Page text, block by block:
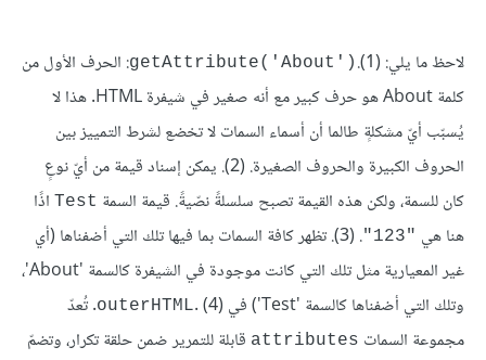
لاحظ ما يلي: (1). ('getAttribute('About
: الحرف الأول من
كلمة About هو حرف كبير مع أنه صغير في شيفرة HTML. هذا لا
يُسبّب أيّ مشكلةٍ طالما أن أسماء السمات لا تخضع لشرط التمييز بين
الحروف الكبيرة والحروف الصغيرة. (2). يمكن إسناد قيمة من أيّ نوعٍ
كان للسمة، ولكن هذه القيمة تصبح سلسلةً نصّيةً. قيمة السمة Test اذًا
هنا هي "123"
. (3). تظهر كافة السمات بما فيها تلك التي أضفناها (أي
غير المعيارية مثل تلك التي كانت موجودة في الشيفرة كالسمة 'About'،
وتلك التي أضفناها كالسمة 'Test') في
outerHTML. (4). تُعدّ
مجموعة السمات attributes قابلة للتمرير ضمن حلقة تكرار، وتضمّ